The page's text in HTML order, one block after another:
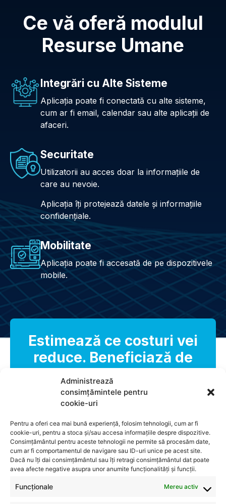
Administrează
consimțămintele pentru
cookie-uri
Pentru a oferi cea mai bună experiență, folosim tehnologii, cum ar fi
cookie-uri, pentru a stoca și/sau accesa informațiile despre dispozitive.
Consimțământul pentru aceste tehnologii ne permite să procesăm date,
cum ar fi comportamentul de navigare sau ID-uri unice pe acest site.
Dacă nu îți dai consimțământul sau îți retragi consimțământul dat poate
avea afecte negative asupra unor anumite funcționalități și funcții.
Funcționale Mereu activ
Ce vă oferă modulul
Resurse Umane
Integrări cu Alte Sisteme
Aplicația poate fi conectată cu alte sisteme,
cum ar fi email, calendar sau alte aplicații de
afaceri.
Securitate
Utilizatorii au acces doar la informațiile de
care au nevoie.
Aplicația îți protejează datele și informațiile
confidențiale.
Mobilitate
Aplicația poate fi accesată de pe dispozitivele
mobile.
Estimează ce costuri vei
reduce. Beneficiază de
audit gratuit!
Contactează-ne